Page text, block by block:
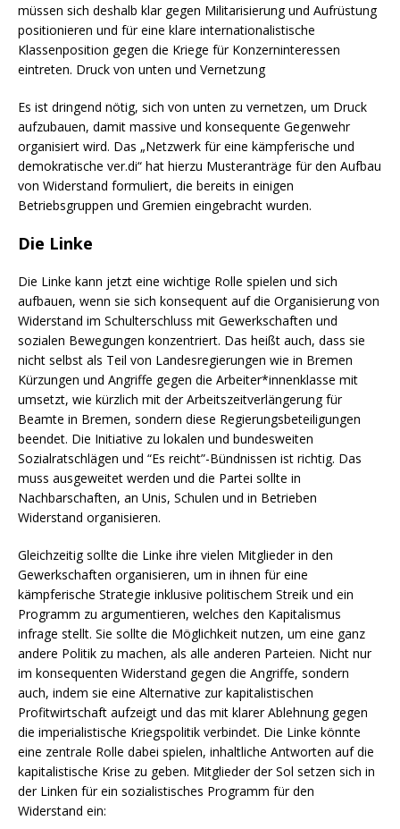
müssen sich deshalb klar gegen Militarisierung und Aufrüstung
positionieren und für eine klare internationalistische
Klassenposition gegen die Kriege für Konzerninteressen
eintreten. Druck von unten und Vernetzung
Es ist dringend nötig, sich von unten zu vernetzen, um Druck
aufzubauen, damit massive und konsequente Gegenwehr
organisiert wird. Das „Netzwerk für eine kämpferische und
demokratische ver.di“ hat hierzu Musteranträge für den Aufbau
von Widerstand formuliert, die bereits in einigen
Betriebsgruppen und Gremien eingebracht wurden.
Die Linke
Die Linke kann jetzt eine wichtige Rolle spielen und sich
aufbauen, wenn sie sich konsequent auf die Organisierung von
Widerstand im Schulterschluss mit Gewerkschaften und
sozialen Bewegungen konzentriert. Das heißt auch, dass sie
nicht selbst als Teil von Landesregierungen wie in Bremen
Kürzungen und Angriffe gegen die Arbeiter*innenklasse mit
umsetzt, wie kürzlich mit der Arbeitszeitverlängerung für
Beamte in Bremen, sondern diese Regierungsbeteiligungen
beendet. Die Initiative zu lokalen und bundesweiten
Sozialratschlägen und “Es reicht”-Bündnissen ist richtig. Das
muss ausgeweitet werden und die Partei sollte in
Nachbarschaften, an Unis, Schulen und in Betrieben
Widerstand organisieren.
Gleichzeitig sollte die Linke ihre vielen Mitglieder in den
Gewerkschaften organisieren, um in ihnen für eine
kämpferische Strategie inklusive politischem Streik und ein
Programm zu argumentieren, welches den Kapitalismus
infrage stellt. Sie sollte die Möglichkeit nutzen, um eine ganz
andere Politik zu machen, als alle anderen Parteien. Nicht nur
im konsequenten Widerstand gegen die Angriffe, sondern
auch, indem sie eine Alternative zur kapitalistischen
Profitwirtschaft aufzeigt und das mit klarer Ablehnung gegen
die imperialistische Kriegspolitik verbindet. Die Linke könnte
eine zentrale Rolle dabei spielen, inhaltliche Antworten auf die
kapitalistische Krise zu geben. Mitglieder der Sol setzen sich in
der Linken für ein sozialistisches Programm für den
Widerstand ein: